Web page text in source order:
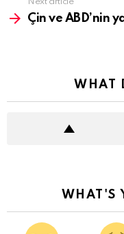
Next article
Çin ve ABD’nin
WHAT
WHAT'S